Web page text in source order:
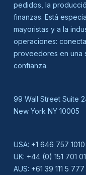
pedidos, la
finanzas. Está
mayoristas y a la
operaciones:
proveedores en una
confianza.
99 Wall Street Suite
New York NY 10005
USA: +1 646 757 1010
UK: +44 (0) 151 701
AUS: +61 39 111 5 777